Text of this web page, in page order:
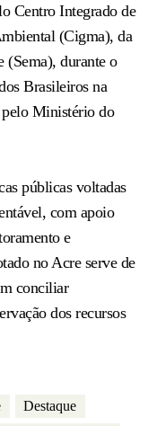
Centro Integrado de
(Cigma), da
(Sema), durante o
Brasileiros na
Ministério do
públicas voltadas
com apoio
e
no Acre serve de
conciliar
dos recursos
Destaque